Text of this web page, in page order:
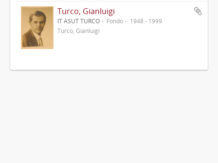
Turco, Gianluigi
IT ASUT TURCO Fondo
1948 - 1999
Turco, Gianluigi